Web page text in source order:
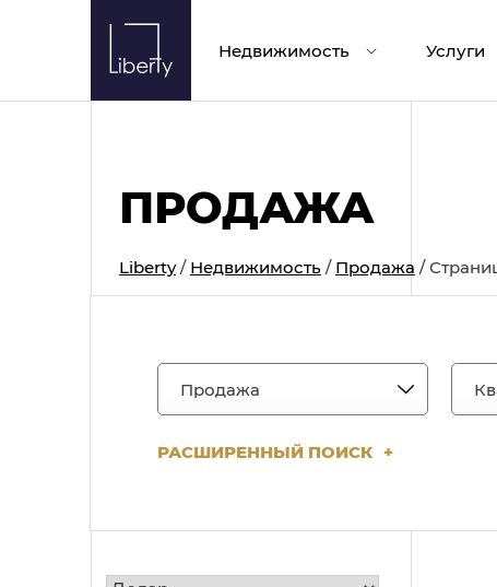
Недвижимость Услуги
ПРОДАЖА
Liberty/ Недвижимость/ Продажа /
РАСШИРЕННЫЙ ПОИСК +